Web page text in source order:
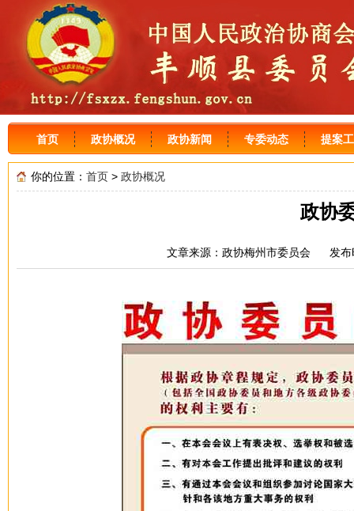
首页 政协概况 政协新闻 专委动态 提案
你的位置： 首页 > 政协概况
政协
文章来源：政协梅州市委员会